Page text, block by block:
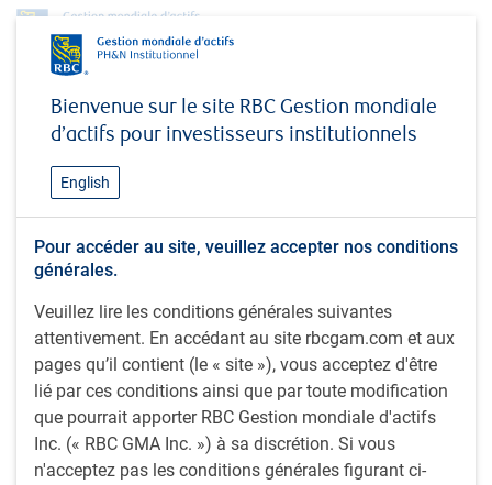
Bienvenue sur le site RBC Gestion mondiale
d’actifs pour investisseurs institutionnels
English
Pour accéder au site, veuillez accepter nos conditions
générales.
Veuillez lire les conditions générales suivantes
attentivement. En accédant au site rbcgam.com et aux
pages qu’il contient (le « site »), vous acceptez d'être
lié par ces conditions ainsi que par toute modification
que pourrait apporter RBC Gestion mondiale d'actifs
Inc. (« RBC GMA Inc. ») à sa discrétion. Si vous
n'acceptez pas les conditions générales figurant ci-
Équipes d'investissement
Équipe Titres à revenu fixe, BlueBay
Équipe Titres à revenu fixe,
BlueBay
Spécialistes des titres à revenu fixe qui offrent des
solutions de placement évolutives
BlueBay est l’équipe spécialisée en titres à revenu fixe
au sein de RBC Gestion mondiale d’actifs. Nous
gérons plus de 133 milliards de dollars1investis dans
un éventail complet de stratégies de gestion active de
titres à revenu fixe, toutes conçues pour produire de